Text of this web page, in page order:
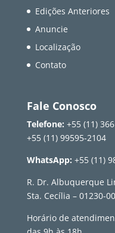
Edições Anteriores
Anuncie
Localização
Contato
Fale Conosco
Telefone: +55 (11)
+55 (11) 99595-2104
WhatsApp: +55 (11)
R. Dr. Albuquerque
Sta. Cecília – 01230-
Horário de